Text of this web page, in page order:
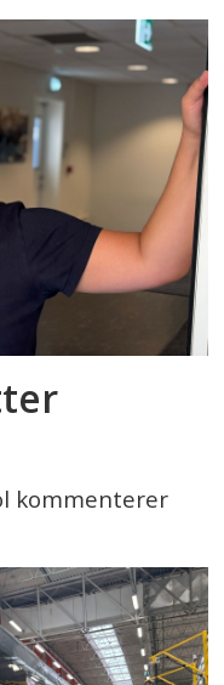
kommenterer